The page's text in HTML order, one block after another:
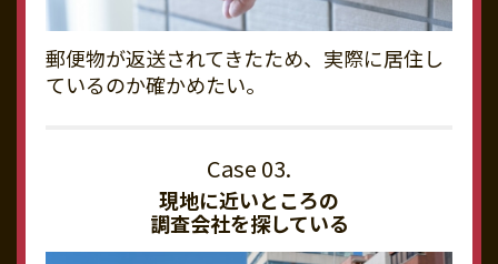
郵便物が返送されてきたため、実際に居住し
ているのか確かめたい。
現地に近いところの
調査会社を探している